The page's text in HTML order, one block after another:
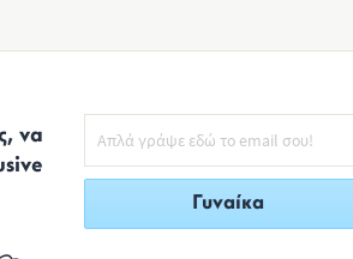
να
Γυναίκα